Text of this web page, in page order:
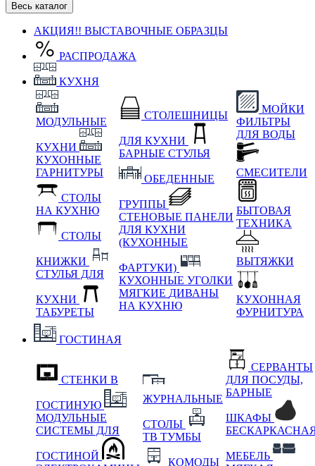
Весь каталог
АКЦИЯ!! ВЫСТАВОЧНЫЕ ОБРАЗЦЫ
РАСПРОДАЖА
КУХНЯ
МОДУЛЬНЫЕ
КУХНИ
КУХОННЫЕ
ГАРНИТУРЫ
СТОЛЫ
НА КУХНЮ
СТОЛЫ
КНИЖКИ
СТУЛЬЯ ДЛЯ
КУХНИ
ТАБУРЕТЫ
СТОЛЕШНИЦЫ
ДЛЯ КУХНИ
БАРНЫЕ СТУЛЬЯ
ОБЕДЕННЫЕ
ГРУППЫ
СТЕНОВЫЕ ПАНЕЛИ
ДЛЯ КУХНИ
(КУХОННЫЕ
ФАРТУКИ)
КУХОННЫЕ УГОЛКИ
МЯГКИЕ ДИВАНЫ
НА КУХНЮ
МОЙКИ
ФИЛЬТРЫ
ДЛЯ ВОДЫ
СМЕСИТЕЛИ
БЫТОВАЯ
ТЕХНИКА
ВЫТЯЖКИ
КУХОННАЯ
ФУРНИТУРА
ГОСТИНАЯ
СТЕНКИ В
ГОСТИНУЮ
МОДУЛЬНЫЕ
СИСТЕМЫ ДЛЯ
ГОСТИНОЙ
ЖУРНАЛЬНЫЕ
СТОЛЫ
ТВ ТУМБЫ
КОМОДЫ
СЕРВАНТЫ
ДЛЯ ПОСУДЫ,
БАРНЫЕ
ШКАФЫ
МЕБЕЛЬ